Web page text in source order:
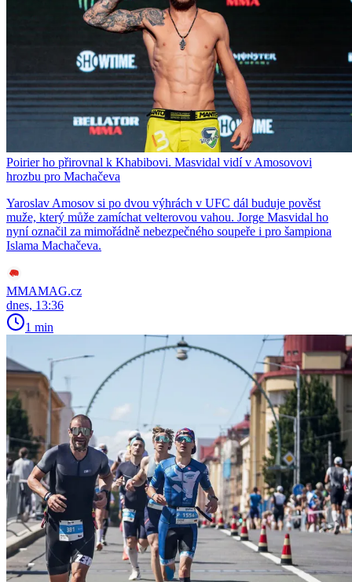
Poirier ho přirovnal k Khabibovi. Masvidal vidí v Amosovovi
hrozbu pro Machačeva
Yaroslav Amosov si po dvou výhrách v UFC dál buduje pověst
muže, který může zamíchat velterovou vahou. Jorge Masvidal ho
nyní označil za mimořádně nebezpečného soupeře i pro šampiona
Islama Machačeva.
MMAMAG.cz
dnes, 13:36
1 min